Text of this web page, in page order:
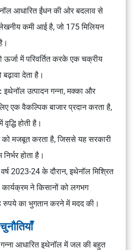
आधारित ईंधन की ओर बदलाव से
कमी आई है, जो 175 मिलियन
ऊर्जा में परिवर्तित करके एक चक्रीय
देता है।
इथेनॉल उत्पादन गन्ना, मक्का और
एक वैकल्पिक बाजार प्रदान करता है,
होती है।
को मजबूत करता है, जिससे यह सरकारी
होता है।
2023-24 के दौरान, इथेनॉल मिश्रित
ने किसानों को लगभग
का भुगतान करने में मदद की।
गन्ना आधारित इथेनॉल में जल की बहुत